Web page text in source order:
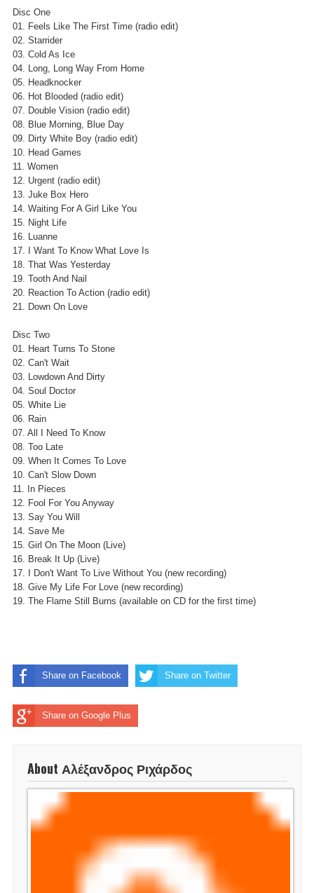
Disc One
01. Feels Like The First Time (radio edit)
02. Starrider
03. Cold As Ice
04. Long, Long Way From Home
05. Headknocker
06. Hot Blooded (radio edit)
07. Double Vision (radio edit)
08. Blue Morning, Blue Day
09. Dirty White Boy (radio edit)
10. Head Games
11. Women
12. Urgent (radio edit)
13. Juke Box Hero
14. Waiting For A Girl Like You
15. Night Life
16. Luanne
17. I Want To Know What Love Is
18. That Was Yesterday
19. Tooth And Nail
20. Reaction To Action (radio edit)
21. Down On Love
Disc Two
01. Heart Turns To Stone
02. Can't Wait
03. Lowdown And Dirty
04. Soul Doctor
05. White Lie
06. Rain
07. All I Need To Know
08. Too Late
09. When It Comes To Love
10. Can't Slow Down
11. In Pieces
12. Fool For You Anyway
13. Say You Will
14. Save Me
15. Girl On The Moon (Live)
16. Break It Up (Live)
17. I Don't Want To Live Without You (new recording)
18. Give My Life For Love (new recording)
19. The Flame Still Burns (available on CD for the first time)
Share on Facebook Share on Twitter
Share on Google Plus
About Αλέξανδρος Ριχάρδος